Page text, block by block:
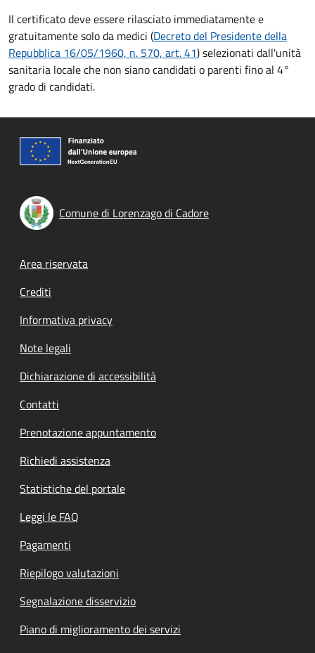
Il certificato deve essere rilasciato immediatamente e
gratuitamente solo da medici (Decreto del Presidente della
Repubblica 16/05/1960, n. 570, art. 41) selezionati dall'unità
sanitaria locale che non siano candidati o parenti fino al 4°
grado di candidati.
Comune di Lorenzago di Cadore
Footer menu
Area riservata
Crediti
Informativa privacy
Note legali
Dichiarazione di accessibilità
Contatti
Prenotazione appuntamento
Richiedi assistenza
Statistiche del portale
Leggi le FAQ
Pagamenti
Riepilogo valutazioni
Segnalazione disservizio
Piano di miglioramento dei servizi